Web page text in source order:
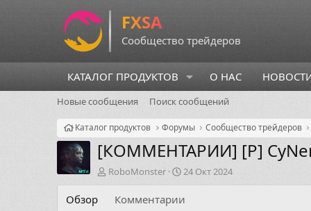
КАТАЛОГ ПРОДУКТОВ О НАС
Новые сообщения Поиск сообщений
Каталог продуктов Форумы Сообщество трейдеров
[КОММЕНТАРИИ] [P]
А
RoboMonster
Д
а
т
24 Окт 2024
Обзор Комментарии